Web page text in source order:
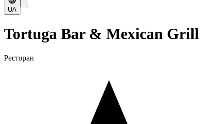
UA
Tortuga Bar & Mexican Grill
Ресторан